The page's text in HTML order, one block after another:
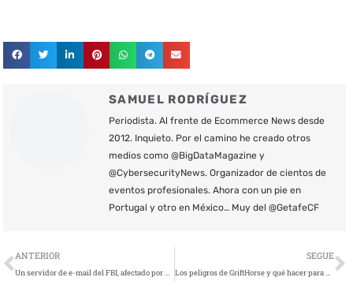
SAMUEL RODRÍGUEZ
Periodista. Al frente de Ecommerce News desde
2012. Inquieto. Por el camino he creado otros
medios como @BigDataMagazine y
@CybersecurityNews. Organizador de cientos de
eventos profesionales. Ahora con un pie en
Portugal y otro en México… Muy del @GetafeCF
Ant
ANTERIOR
Un servidor de e-mail del FBI, afectado por un ciberataque
SEGUE
Los peligros de GriftHorse y qué hacer para evitarlos